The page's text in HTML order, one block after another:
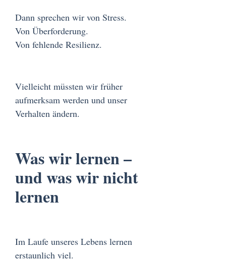
Dann sprechen wir von Stress.
Von Überforderung.
Von fehlende Resilienz.
Vielleicht müssten wir früher
aufmerksam werden und unser
Verhalten ändern.
Was wir lernen –
und was wir nicht
lernen
Im Laufe unseres Lebens lernen
erstaunlich viel.